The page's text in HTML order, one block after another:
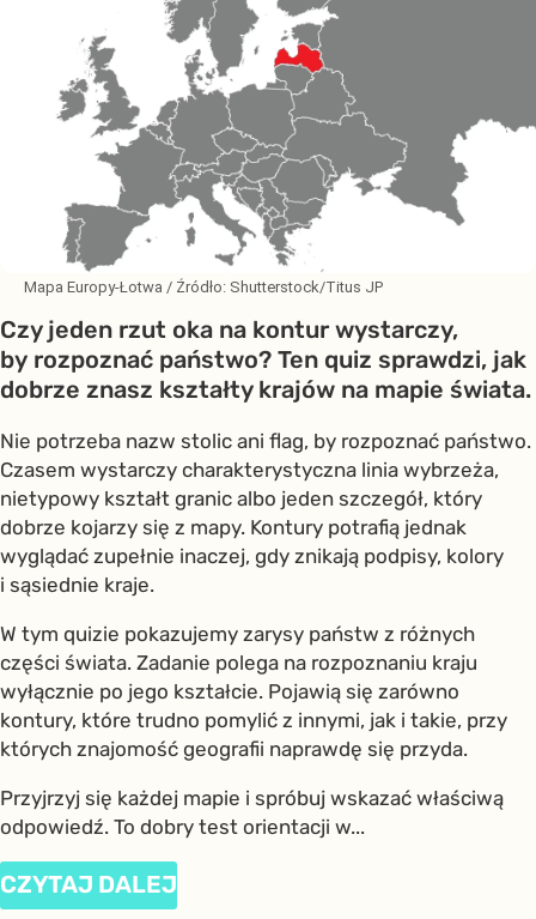
Mapa Europy-Łotwa / Źródło: Shutterstock/Titus JP
Czy jeden rzut oka na kontur wystarczy,
by rozpoznać państwo? Ten quiz sprawdzi, jak
dobrze znasz kształty krajów na mapie świata.
Nie potrzeba nazw stolic ani flag, by rozpoznać państwo.
Czasem wystarczy charakterystyczna linia wybrzeża,
nietypowy kształt granic albo jeden szczegół, który
dobrze kojarzy się z mapy. Kontury potrafią jednak
wyglądać zupełnie inaczej, gdy znikają podpisy, kolory
i sąsiednie kraje.
W tym quizie pokazujemy zarysy państw z różnych
części świata. Zadanie polega na rozpoznaniu kraju
wyłącznie po jego kształcie. Pojawią się zarówno
kontury, które trudno pomylić z innymi, jak i takie, przy
których znajomość geografii naprawdę się przyda.
Przyjrzyj się każdej mapie i spróbuj wskazać właściwą
odpowiedź. To dobry test orientacji w...
CZYTAJ DALEJ